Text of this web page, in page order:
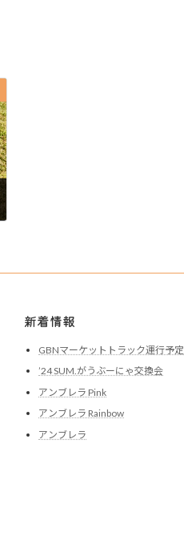
新着情報
GBNマーケットトラック運行予定
’24 SUM.がうぶーにゃ交換会
アンブレラ Pink
アンブレラ Rainbow
アンブレラ